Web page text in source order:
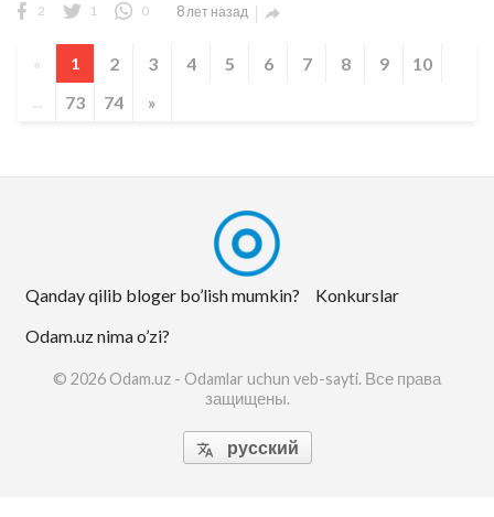
2 1 0 8 лет назад 
« 1 2 3 4 5 6 7 8 9 10
... 73 74 »
Qanday qilib bloger bo’lish mumkin?
Konkurslar
Odam.uz nima o’zi?
© 2026 Odam.uz - Odamlar uchun veb-sayti. Все права
защищены.
 русский